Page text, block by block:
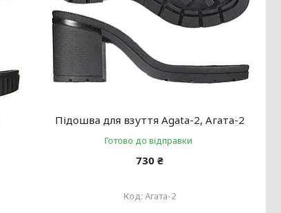
Підошва для взуття Agata-2, Агата-2
Готово до відправки
730 ₴
Агата-2